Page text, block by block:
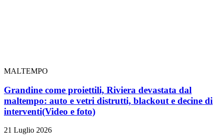
MALTEMPO
Grandine come proiettili, Riviera devastata dal
maltempo: auto e vetri distrutti, blackout e decine di
interventi(Video e foto)
21 Luglio 2026